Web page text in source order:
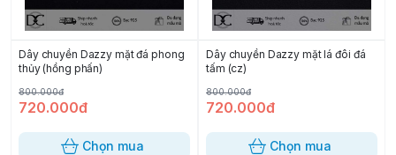
Dây chuyền Dazzy mặt đá phong
thủy (hồng phấn)
800.000đ
720.000đ
Chọn mua
Dây chuyền Dazzy mặt lá đôi đá
tấm (cz)
800.000đ
720.000đ
Chọn mua